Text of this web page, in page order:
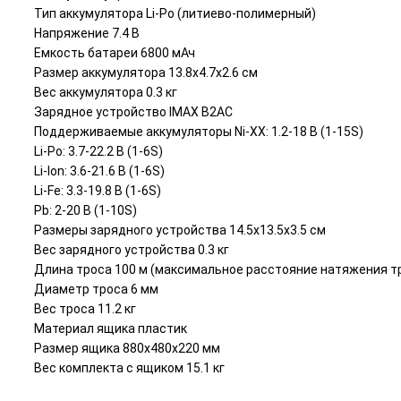
Тип аккумулятора Li-Po (литиево-полимерный)
Напряжение 7.4 В
Емкость батареи 6800 мАч
Размер аккумулятора 13.8х4.7х2.6 см
Вес аккумулятора 0.3 кг
Зарядное устройство IMAX B2AC
Поддерживаемые аккумуляторы Ni-XX: 1.2-18 В (1-15S)
Li-Po: 3.7-22.2 В (1-6S)
Li-Ion: 3.6-21.6 В (1-6S)
Li-Fe: 3.3-19.8 В (1-6S)
Pb: 2-20 В (1-10S)
Размеры зарядного устройства 14.5х13.5х3.5 см
Вес зарядного устройства 0.3 кг
Длина троса 100 м (максимальное расстояние натяжения
Диаметр троса 6 мм
Вес троса 11.2 кг
Материал ящика пластик
Размер ящика 880х480х220 мм
Вес комплекта с ящиком 15.1 кг